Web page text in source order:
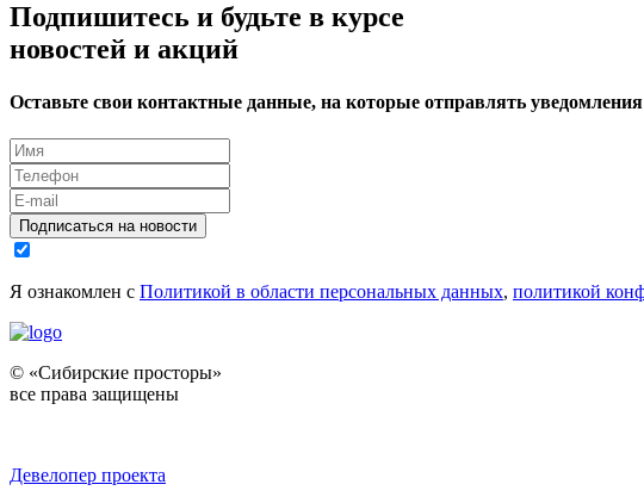
Подпишитесь и будьте в курсе
новостей и акций
Оставьте свои контактные данные, на которые отправлять уведомления
Подписаться на новости
Я ознакомлен с Политикой в области персональных данных, политикой
© «Сибирские просторы»
все права защищены
Девелопер проекта